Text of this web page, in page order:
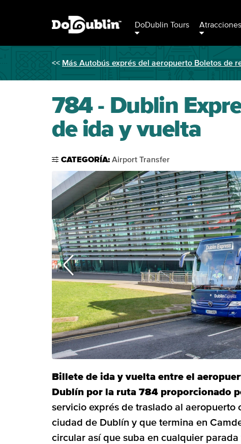
DoDublin Tours Atracciones
<< Más Autobús exprés del aeropuerto Boletos de
784 - Dublin
de ida y vuelta
CATEGORÍA: Airport Transfer
Billete de ida y vuelta entre el
Dublín por la ruta 784 proporcionado
servicio exprés de traslado al aeropuerto
ciudad de Dublín y que termina en
circular así que suba en cualquier